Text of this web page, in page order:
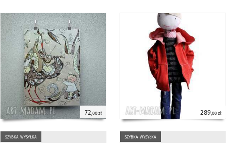
72,00 zł 289,00 zł
szybka wysyłka szybka wysyłka